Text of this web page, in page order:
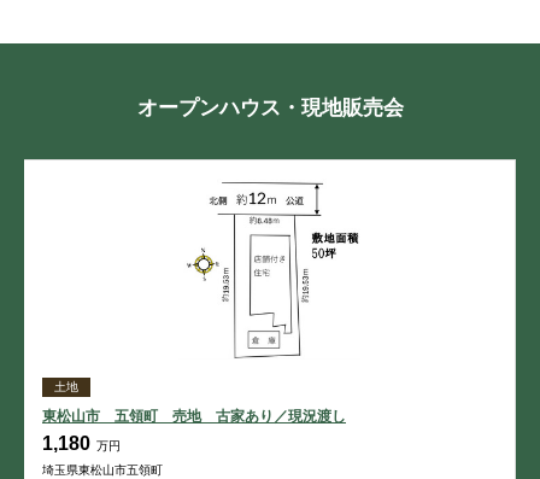
フォーラスタワー所沢
26/07/27 値下げ 所沢市 大字上安松 新築一戸建て １号棟
所沢市 上新井１丁目 新築一戸建て 5号棟
所沢市 中新井３丁目 新築一戸建て A号棟
オープンハウス・現地販売会
土地
東松山市 五領町 売地 古家あり／現況渡し
1,180 万円
埼玉県東松山市五領町